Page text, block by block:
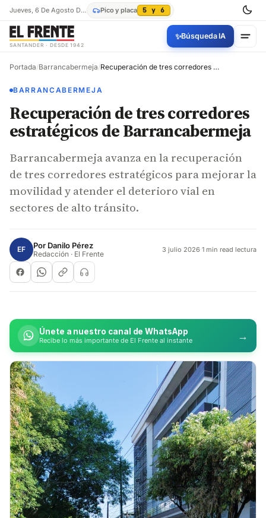
Jueves, 6 De Agosto De 2026 Pico y placa 5 y 6
SANTANDER · DESDE 1942
✨Búsqueda IA
Portada/Barrancabermeja/ Recuperación de tres corredores estratégicos de Barrancabermeja
BARRANCABERMEJA
Recuperación de tres corredores
estratégicos de Barrancabermeja
Barrancabermeja avanza en la recuperación
de tres corredores estratégicos para mejorar la
movilidad y atender el deterioro vial en
sectores de alto tránsito.
EF Por Danilo Pérez
Redacción · El Frente 3 julio 2026·1 min read lectura
Únete a nuestro canal de WhatsApp
Recibe lo más importante de El Frente al instante →